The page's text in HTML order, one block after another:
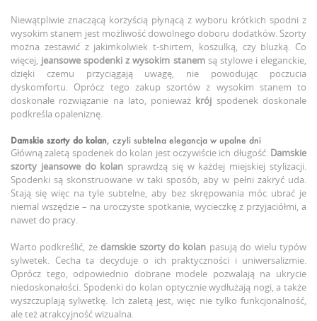
Niewątpliwie znaczącą korzyścią płynącą z wyboru krótkich spodni z
wysokim stanem jest możliwość dowolnego doboru dodatków. Szorty
można zestawić z jakimkolwiek t-shirtem, koszulką, czy bluzką. Co
więcej, jeansowe spodenki z wysokim stanemsą stylowe i eleganckie,
dzięki czemu przyciągają uwagę, nie powodując poczucia
dyskomfortu. Oprócz tego zakup szortów z wysokim stanem to
doskonałe rozwiązanie na lato, ponieważ krój spodenek doskonale
podkreśla opaleniznę.
Damskie szorty do kolan, czyli subtelna elegancja w upalne dni
Główną zaletą spodenek do kolan jest oczywiście ich długość. Damskie
szorty jeansowe do kolan sprawdzą się w każdej miejskiej stylizacji.
Spodenki są skonstruowane w taki sposób, aby w pełni zakryć uda.
Stają się więc na tyle subtelne, aby bez skrępowania móc ubrać je
niemal wszędzie – na uroczyste spotkanie, wycieczkę z przyjaciółmi, a
nawet do pracy.
Warto podkreślić, że damskie szorty do kolan pasują do wielu typów
sylwetek. Cecha ta decyduje o ich praktyczności i uniwersalizmie.
Oprócz tego, odpowiednio dobrane modele pozwalają na ukrycie
niedoskonałości. Spodenki do kolan optycznie wydłużają nogi, a także
wyszczuplają sylwetkę. Ich zaletą jest, więc nie tylko funkcjonalność,
ale też atrakcyjność wizualna.